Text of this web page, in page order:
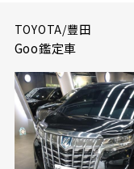
TOYOTA/豐田
Goo鑑定車